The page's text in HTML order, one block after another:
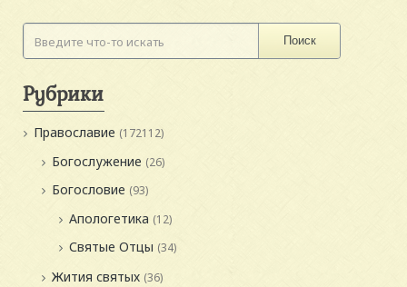
Поиск
Рубрики
Православие (172112)
Богослужение (26)
Богословие (93)
Апологетика (12)
Святые Отцы (34)
Жития святых (36)